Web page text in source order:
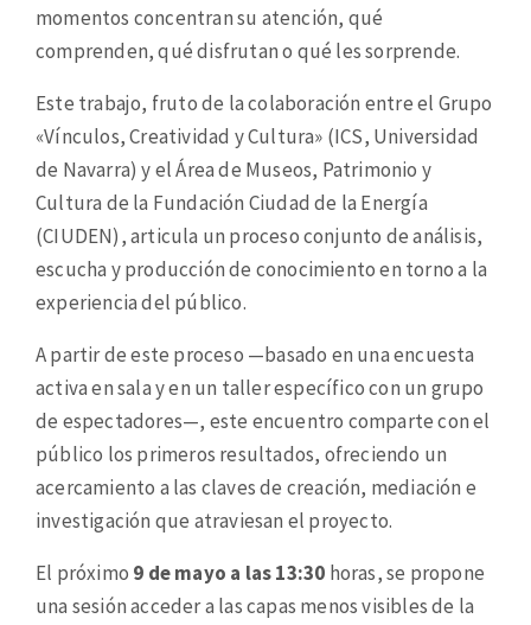
momentos concentran su atención, qué
comprenden, qué disfrutan o qué les sorprende.
Este trabajo, fruto de la colaboración entre el Grupo
«Vínculos, Creatividad y Cultura» (ICS, Universidad
de Navarra) y el Área de Museos, Patrimonio y
Cultura de la Fundación Ciudad de la Energía
(CIUDEN), articula un proceso conjunto de análisis,
escucha y producción de conocimiento en torno a la
experiencia del público.
A partir de este proceso —basado en una encuesta
activa en sala y en un taller específico con un grupo
de espectadores—, este encuentro comparte con el
público los primeros resultados, ofreciendo un
acercamiento a las claves de creación, mediación e
investigación que atraviesan el proyecto.
El próximo 9 de mayo a las 13:30 horas, se propone
una sesión acceder a las capas menos visibles de la